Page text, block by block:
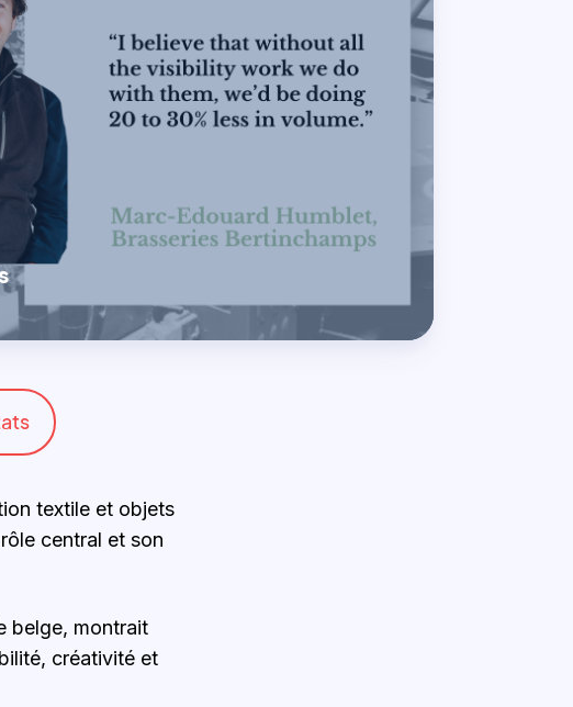
textile et objets
central et son
belge, montrait
créativité et